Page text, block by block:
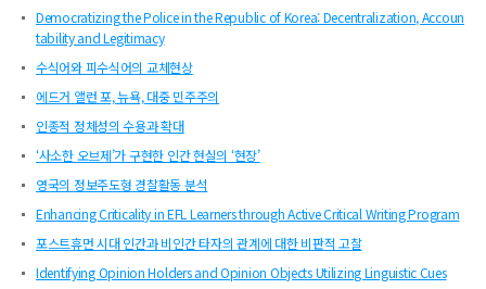
Democratizing the Police in the Republic of Korea: Decentralization, Accoun
tability and Legitimacy
수식어와 피수식어의 교체현상
에드거 앨런 포, 뉴욕, 대중 민주주의
인종적 정체성의 수용과 확대
‘사소한 오브제’가 구현한 인간 현실의 ‘현장’
영국의 정보주도형 경찰활동 분석
Enhancing Criticality in EFL Learners through Active Critical Writing Program
포스트휴먼 시대 인간과 비인간 타자의 관계에 대한 비판적 고찰
Identifying Opinion Holders and Opinion Objects Utilizing Linguistic Cues